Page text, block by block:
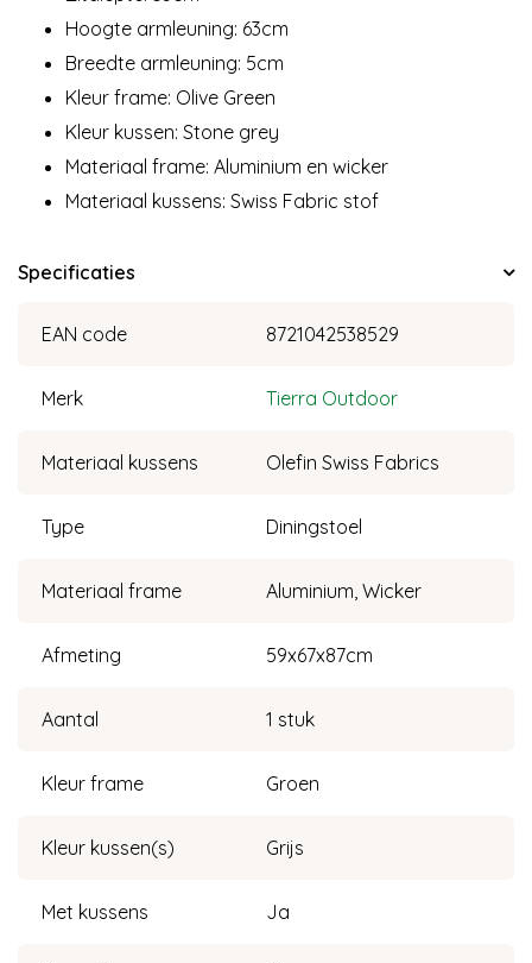
Hoogte armleuning: 63cm
Breedte armleuning: 5cm
Kleur frame: Olive Green
Kleur kussen: Stone grey
Materiaal frame: Aluminium en wicker
Materiaal kussens: Swiss Fabric stof
Specificaties
EAN code 8721042538529
Merk Tierra Outdoor
Materiaal kussens Olefin Swiss Fabrics
Type Diningstoel
Materiaal frame Aluminium, Wicker
Afmeting 59x67x87cm
Aantal 1 stuk
Kleur frame Groen
Kleur kussen(s) Grijs
Met kussens Ja